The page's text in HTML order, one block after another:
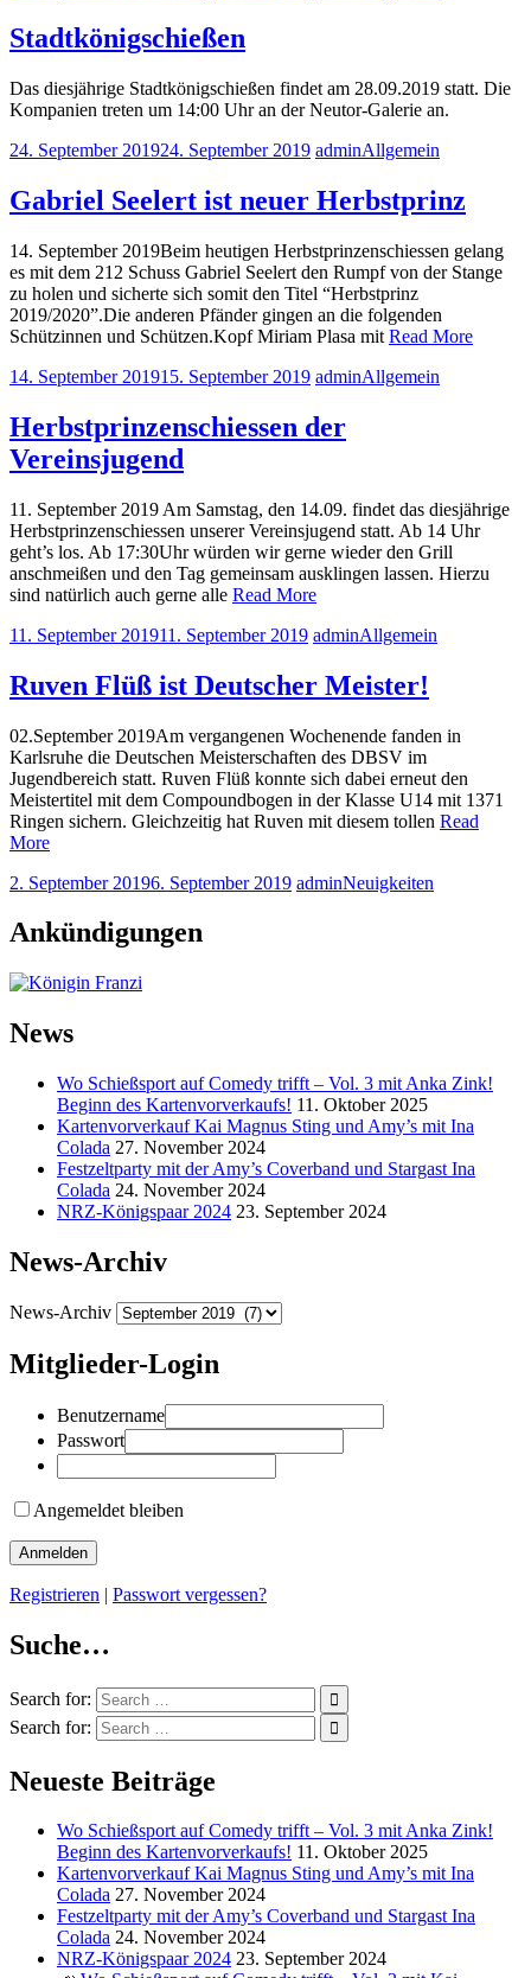
Stadtkönigschießen
Das diesjährige Stadtkönigschießen findet am 28.09.2019 statt. Die
Kompanien treten um 14:00 Uhr an der Neutor-Galerie an.
24. September 201924. September 2019 adminAllgemein
Gabriel Seelert ist neuer Herbstprinz
14. September 2019Beim heutigen Herbstprinzenschiessen gelang
es mit dem 212 Schuss Gabriel Seelert den Rumpf von der Stange
zu holen und sicherte sich somit den Titel “Herbstprinz
2019/2020”.Die anderen Pfänder gingen an die folgenden
Schützinnen und Schützen.Kopf Miriam Plasa mit Read More
14. September 201915. September 2019 adminAllgemein
Herbstprinzenschiessen der
Vereinsjugend
11. September 2019 Am Samstag, den 14.09. findet das diesjährige
Herbstprinzenschiessen unserer Vereinsjugend statt. Ab 14 Uhr
geht’s los. Ab 17:30Uhr würden wir gerne wieder den Grill
anschmeißen und den Tag gemeinsam ausklingen lassen. Hierzu
sind natürlich auch gerne alle Read More
11. September 201911. September 2019 adminAllgemein
Ruven Flüß ist Deutscher Meister!
02.September 2019Am vergangenen Wochenende fanden in
Karlsruhe die Deutschen Meisterschaften des DBSV im
Jugendbereich statt. Ruven Flüß konnte sich dabei erneut den
Meistertitel mit dem Compoundbogen in der Klasse U14 mit 1371
Ringen sichern. Gleichzeitig hat Ruven mit diesem tollen Read
More
2. September 20196. September 2019 adminNeuigkeiten
Ankündigungen
News
Wo Schießsport auf Comedy trifft – Vol. 3 mit Anka Zink!
Beginn des Kartenvorverkaufs! 11. Oktober 2025
Kartenvorverkauf Kai Magnus Sting und Amy’s mit Ina
Colada 27. November 2024
Festzeltparty mit der Amy’s Coverband und Stargast Ina
Colada 24. November 2024
NRZ-Königspaar 2024 23. September 2024
News-Archiv
News-Archiv
Mitglieder-Login
Benutzername
Passwort
Angemeldet bleiben
Registrieren | Passwort vergessen?
Suche…
Search for:
Search for:
Neueste Beiträge
Wo Schießsport auf Comedy trifft – Vol. 3 mit Anka Zink!
Beginn des Kartenvorverkaufs! 11. Oktober 2025
Kartenvorverkauf Kai Magnus Sting und Amy’s mit Ina
Colada 27. November 2024
Festzeltparty mit der Amy’s Coverband und Stargast Ina
Colada 24. November 2024
NRZ-Königspaar 2024 23. September 2024